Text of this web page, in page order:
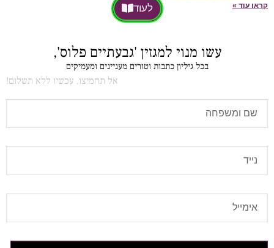
קראו עוד » לעוד
עשו מנוי למגזין 'גבעתיים פלוס',
בכל גיליון כתבות וטורים מעניינים ומעמיקים
אל תחמיצו, עכשיו ללא תשלום!